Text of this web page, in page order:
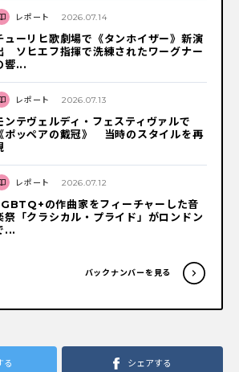
レポート 2026.07.14
ューリヒ歌劇場で《タンホイザー》新演
ソヒエフ指揮で洗練されたワーグナー
響...
レポート 2026.07.13
ンテヴェルディ・フェスティヴァルで
ポッペアの戴冠》 当時のスタイルを再
レポート 2026.07.12
の作曲家をフィーチャーした音
祭「クラシカル・プライド」がロンドン
...
バックナンバーを見る
る シェアする